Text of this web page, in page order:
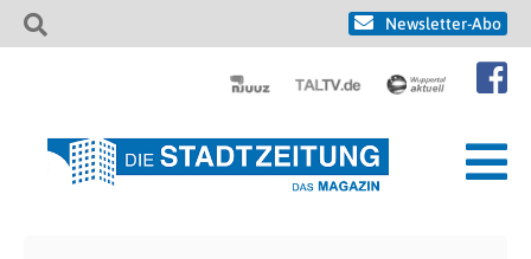
Newsletter-Abo